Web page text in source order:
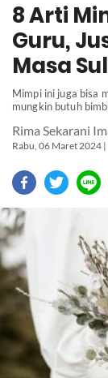
8 Arti
Guru,
Masa
Mimpi ini juga bisa
mungkin butuh
Rima Sekarani
Rabu, 06 Maret 2024